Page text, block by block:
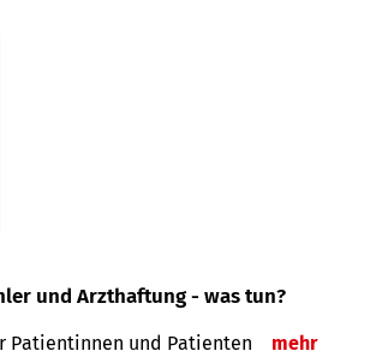
und Arzthaftung - was tun?
Patientinnen und Patienten mehr